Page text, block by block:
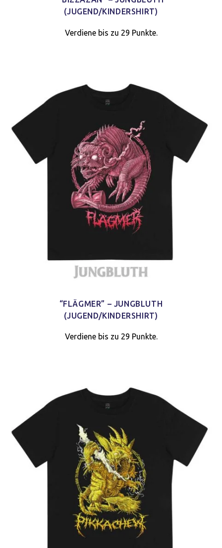
(JUGEND/KINDERSHIRT)
Verdiene bis zu 29 Punkte.
“FLÄGMER” – JUNGBLUTH
(JUGEND/KINDERSHIRT)
Verdiene bis zu 29 Punkte.